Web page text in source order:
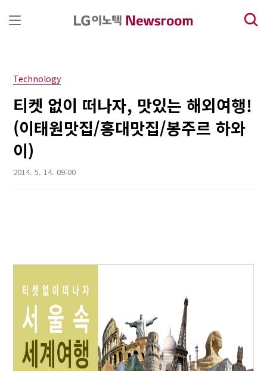
Technology
티켓 없이 떠나자, 맛있는 해외여행!
(이태원맛집/홍대맛집/봉주르 하와
이)
2014. 5. 14. 09:00